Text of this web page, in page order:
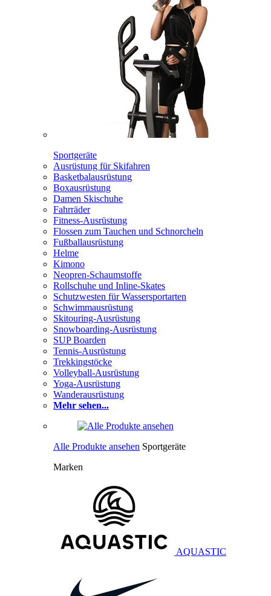
Sportgeräte
Ausrüstung für Skifahren
Basketbalausrüstung
Boxausrüstung
Damen Skischuhe
Fahrräder
Fitness-Ausrüstung
Flossen zum Tauchen und Schnorcheln
Fußballausrüstung
Helme
Kimono
Neopren-Schaumstoffe
Rollschuhe und Inline-Skates
Schutzwesten für Wassersportarten
Schwimmausrüstung
Skitouring-Ausrüstung
Snowboarding-Ausrüstung
SUP Boarden
Tennis-Ausrüstung
Trekkingstöcke
Volleyball-Ausrüstung
Yoga-Ausrüstung
Wanderausrüstung
Mehr sehen...
Alle Produkte ansehen Sportgeräte
Marken
AQUASTIC